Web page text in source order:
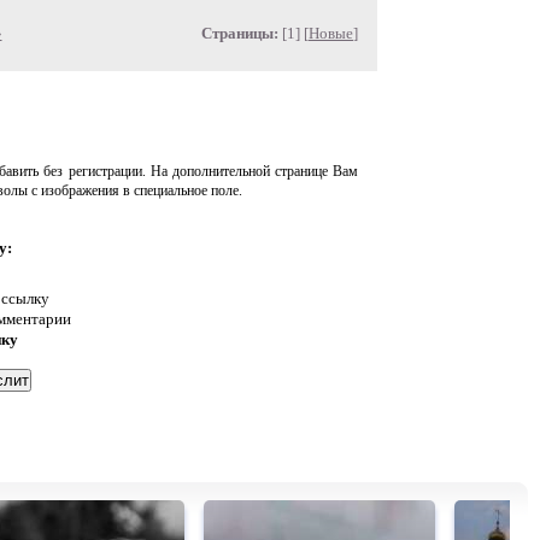
Страницы: [1] [Новые]
без регистрации. На дополнительной странице Вам
с изображения в специальное поле.